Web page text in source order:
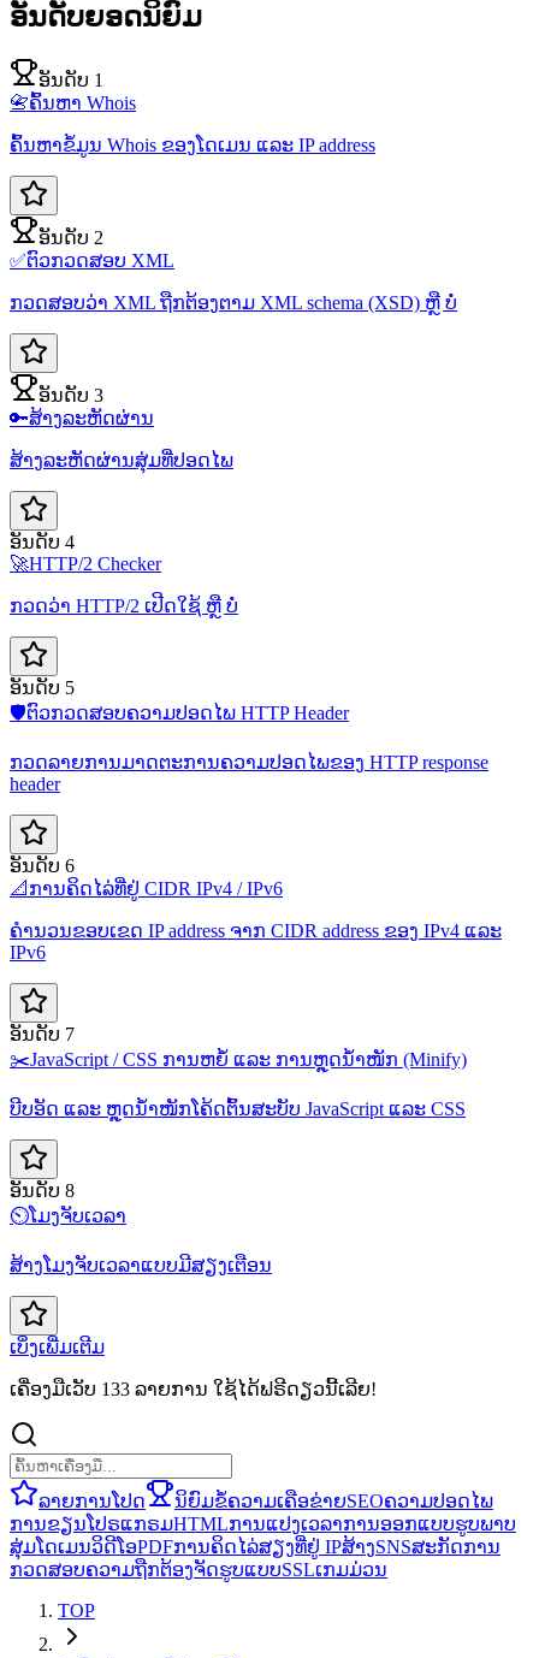
ອັນດັບຍອດນິຍົມ
ອັນດັບ 1
📇ຄົ້ນຫາ Whois
ຄົ້ນຫາຂໍ້ມູນ Whois ຂອງໂດເມນ ແລະ IP address
ອັນດັບ 2
✅ຕົວກວດສອບ XML
ກວດສອບວ່າ XML ຖືກຕ້ອງຕາມ XML schema (XSD) ຫຼື ບໍ່
ອັນດັບ 3
🔑ສ້າງລະຫັດຜ່ານ
ສ້າງລະຫັດຜ່ານສຸ່ມທີ່ປອດໄພ
ອັນດັບ 4
🚀HTTP/2 Checker
ກວດວ່າ HTTP/2 ເປີດໃຊ້ ຫຼື ບໍ່
ອັນດັບ 5
🛡️ຕົວກວດສອບຄວາມປອດໄພ HTTP Header
ກວດລາຍການມາດຕະການຄວາມປອດໄພຂອງ HTTP response
header
ອັນດັບ 6
📐 ການຄິດໄລ່ທີ່ຢູ່ CIDR IPv4 / IPv6
ຄຳນວນຂອບເຂດ IP address ຈາກ CIDR address ຂອງ IPv4 ແລະ
IPv6
ອັນດັບ 7
✂️JavaScript / CSS ການຫຍໍ້ ແລະ ການຫຼຸດນ້ຳໜັກ (Minify)
ບີບອັດ ແລະ ຫຼຸດນ້ຳໜັກໂຄ້ດຕົ້ນສະບັບ JavaScript ແລະ CSS
ອັນດັບ 8
⏲️ໂມງຈັບເວລາ
ສ້າງໂມງຈັບເວລາແບບມີສຽງເຕືອນ
ເບິ່ງເພີ່ມເຕີມ
ເຄື່ອງມືເວັບ 133 ລາຍການ ໃຊ້ໄດ້ຟຣີດຽວນີ້ເລີຍ!
ລາຍການໂປດ ນິຍົມຂໍ້ຄວາມເຄືອຂ່າຍSEOຄວາມປອດໄພ
ການຂຽນໂປຣແກຣມHTMLການແປງເວລາການອອກແບບຮູບພາບ
ສຸ່ມໂດເມນວິດີໂອPDFການຄິດໄລ່ສຽງທີ່ຢູ່ IPສ້າງSNSສະກັດການ
ກວດສອບຄວາມຖືກຕ້ອງຈັດຮູບແບບSSLເກມມ່ວນ
TOP